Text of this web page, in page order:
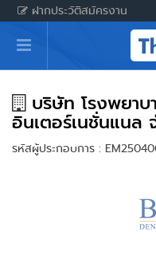
ฝากประวัติสมัครงาน
หน้าหลัก
ผู้สมัครงาน: เข้าสู่ระบบ
ฝากประวัติสมัครงาน
เกร็ดความรู้
สำหรับผู้ประกอบการ
บริษัท โรงพยาบ
อินเตอร์เนชั่นแนล
รหัสผู้ประกอบการ :